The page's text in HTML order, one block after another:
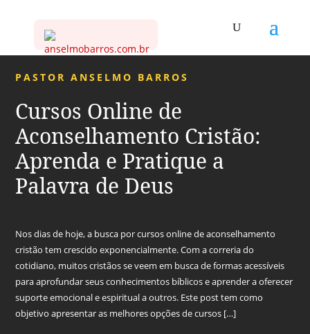
PASTOR ANSELMO BARROS
Cursos Online de
Aconselhamento Cristão:
Aprenda e Pratique a
Palavra de Deus
Nos dias de hoje, a busca por cursos online de aconselhamento
cristão tem crescido exponencialmente. Com a correria do
cotidiano, muitos cristãos se veem em busca de formas acessíveis
para aprofundar seus conhecimentos bíblicos e aprender a oferecer
suporte emocional e espiritual a outros. Este post tem como
objetivo apresentar as melhores opções de cursos […]